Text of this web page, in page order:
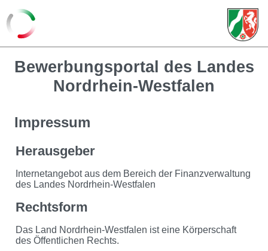
Bewerbungsportal des Landes
Nordrhein-Westfalen
Impressum
Herausgeber
Internetangebot aus dem Bereich der Finanzverwaltung
des Landes Nordrhein-Westfalen
Rechtsform
Das Land Nordrhein-Westfalen ist eine Körperschaft
des Öffentlichen Rechts.